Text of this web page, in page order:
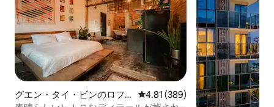
グエン・タイ・ビンのロフ
レビュー389件、5つ星中4.81つ
4.81 (389)